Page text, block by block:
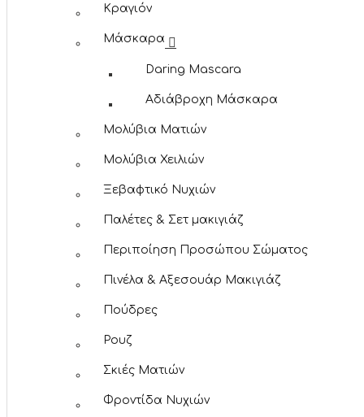
Κραγιόν
Μάσκαρα
Daring Mascara
Αδιάβροχη Μάσκαρα
Μολύβια Ματιών
Μολύβια Χειλιών
Ξεβαφτικό Νυχιών
Παλέτες & Σετ μακιγιάζ
Περιποίηση Προσώπου Σώματος
Πινέλα & Αξεσουάρ Μακιγιάζ
Πούδρες
Ρουζ
Σκιές Ματιών
Φροντίδα Νυχιών